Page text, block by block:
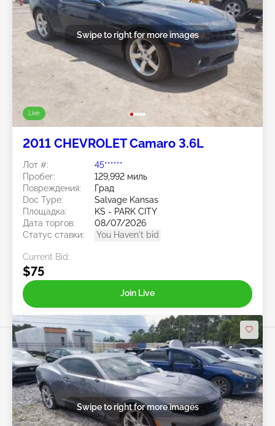
Live
Swipe to right for more images
2011 CHEVROLET Camaro 3.6L
Лот #:
45******
Пробег:
129,992 миль
Повреждения:
Град
Doc Type:
Salvage Kansas
Площадка:
KS - PARK CITY
Дата торгов:
08/07/2026
Статус ставки:
You Haven't bid
Current Bid:
$75
Join Live
Swipe to right for more images